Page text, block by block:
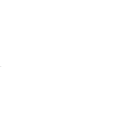
,